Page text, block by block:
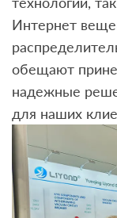
Интернет
обещают
надежные
для наших